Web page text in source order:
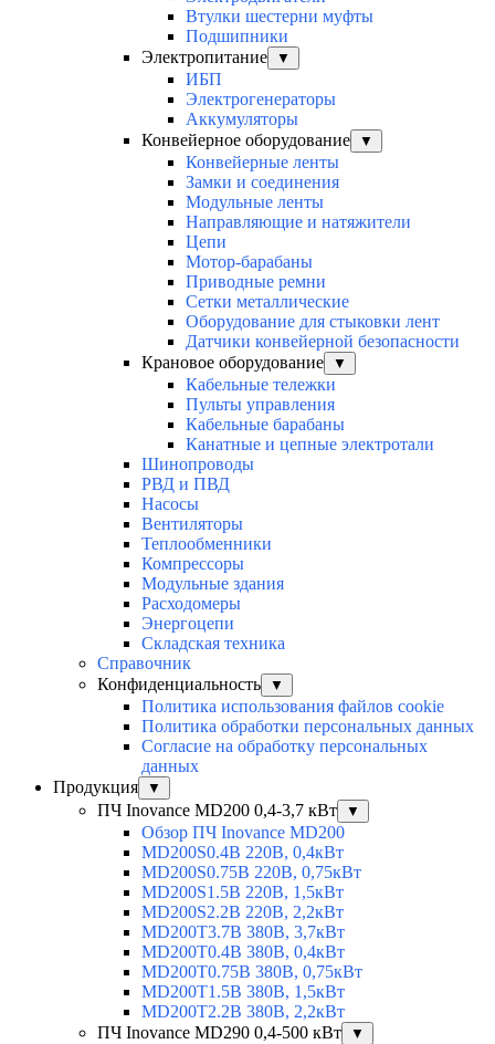
Втулки шестерни муфты
Подшипники
Электропитание
▼
ИБП
Электрогенераторы
Аккумуляторы
Конвейерное оборудование
▼
Конвейерные ленты
Замки и соединения
Модульные ленты
Направляющие и натяжители
Цепи
Мотор-барабаны
Приводные ремни
Сетки металлические
Оборудование для стыковки лент
Датчики конвейерной безопасности
Крановое оборудование
▼
Кабельные тележки
Пульты управления
Кабельные барабаны
Канатные и цепные электротали
Шинопроводы
РВД и ПВД
Насосы
Вентиляторы
Теплообменники
Компрессоры
Модульные здания
Расходомеры
Энергоцепи
Складская техника
Справочник
Конфиденциальность
▼
Политика использования файлов cookie
Политика обработки персональных данных
Согласие на обработку персональных
данных
Продукция
▼
ПЧ Inovance MD200 0,4-3,7 кВт ▼
Обзор ПЧ Inovance MD200
MD200S0.4B 220В, 0,4кВт
MD200S0.75B 220В, 0,75кВт
MD200S1.5B 220В, 1,5кВт
MD200S2.2B 220В, 2,2кВт
MD200T3.7B 380В, 3,7кВт
MD200T0.4B 380В, 0,4кВт
MD200T0.75B 380В, 0,75кВт
MD200T1.5B 380В, 1,5кВт
MD200T2.2B 380В, 2,2кВт
ПЧ Inovance MD290 0,4-500 кВт
▼